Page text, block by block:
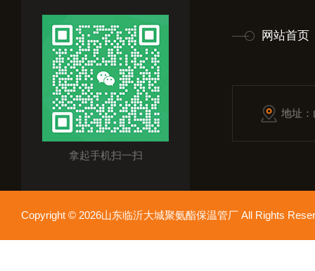
拿起手机扫一扫
网站首页
地址
Copyright © 2026山东临沂大城聚氨酯保温管厂 All Rights